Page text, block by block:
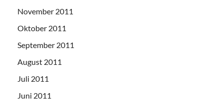
November 2011
Oktober 2011
September 2011
August 2011
Juli 2011
Juni 2011